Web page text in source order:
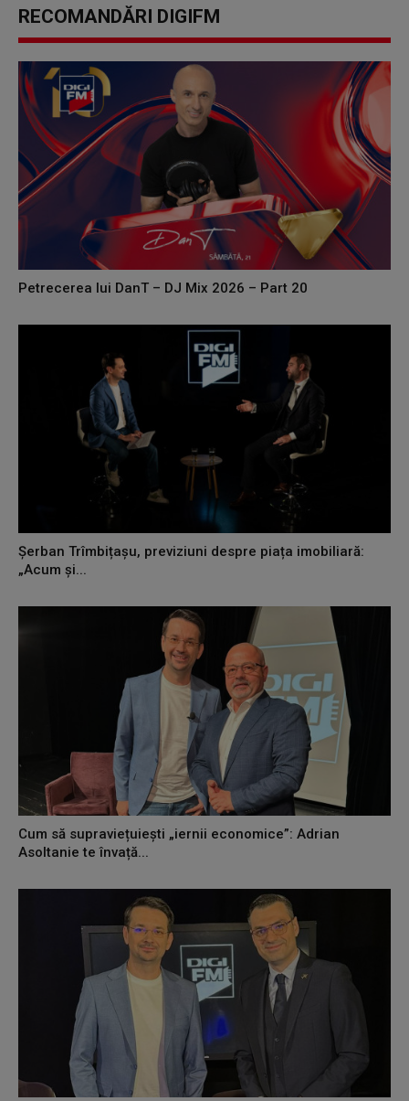
RECOMANDĂRI DIGIFM
Petrecerea lui DanT – DJ Mix 2026 – Part 20
Șerban Trîmbițașu, previziuni despre piața imobiliară:
„Acum și...
Cum să supraviețuiești „iernii economice”: Adrian
Asoltanie te învață...